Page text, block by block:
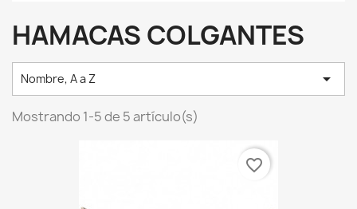
HAMACAS COLGANTES
Nombre, A a Z 
Mostrando 1-5 de 5 artículo(s)
favorite_border